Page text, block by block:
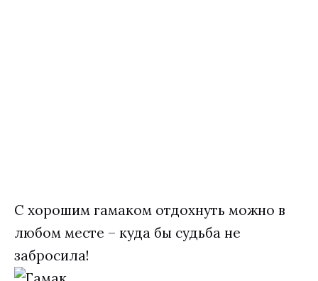
С хорошим гамаком отдохнуть можно в
любом месте – куда бы судьба не
забросила!